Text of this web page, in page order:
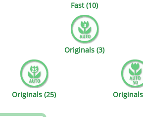
Fast (10)
Originals (3)
Originals (25)